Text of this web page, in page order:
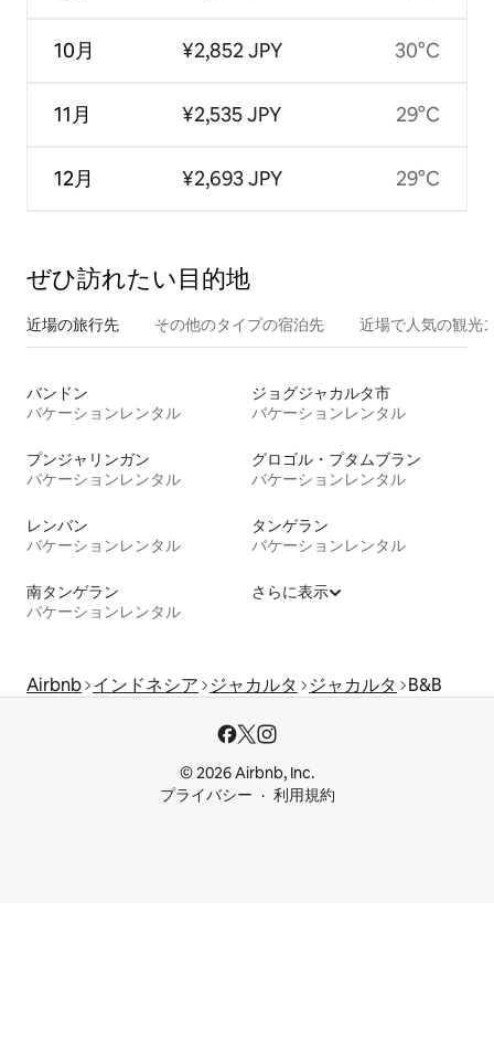
10月
11月
12月
¥2,852 JPY
¥2,535 JPY
¥2,693 JPY
30°C
29°C
29°C
ぜひ訪⁠れ⁠た⁠い目⁠的⁠地
近場の旅行先 その他のタ⁠イ⁠プ⁠の宿⁠泊⁠先 近場で人気の観光
バンドン
バケーションレンタル
ジョグジャカルタ市
バケーションレンタル
プンジャリンガン
バケーションレンタル
グロゴル・プタムブラン
バケーションレンタル
レンバン
バケーションレンタル
タンゲラン
バケーションレンタル
南タンゲラン
バケーションレンタル
さらに表示
Airbnb インドネシア ジャカルタ ジャカルタ B&B
© 2026 Airbnb, Inc.
プライバシー
利用規約